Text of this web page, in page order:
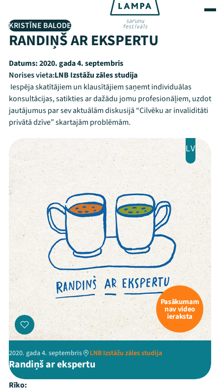
KRISTĪNE BALODE
RANDIŅŠ AR EKSPERTU
Datums:2020. gada 4. septembris
Norises vieta:LNB Izstāžu zāles studija
Iespēja skatītājiem un klausītājiem saņemt individuālas
konsultācijas, satikties ar dažādu jomu profesionāļiem, uzdot
jautājumus par sev aktuālām diskusijā “Cilvēku ar invaliditāti
privātā dzīve” skartajām problēmām.
LV
Pasākumam
nav video
ieraksta
2020. gada 4. septembris LNB Izstāžu zāles studija
Randiņš ar ekspertu
Rīko: